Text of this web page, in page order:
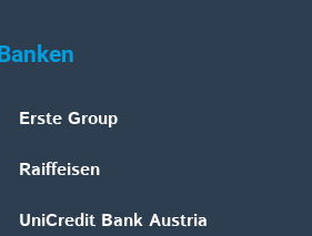
Banken
Erste Group
Raiffeisen
UniCredit Bank Austria